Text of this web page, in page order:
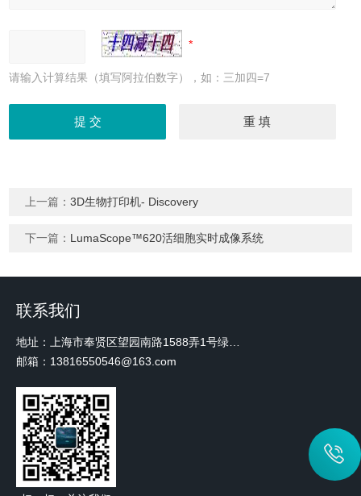
请输入计算结果（填写阿拉伯数字），如：三加四=7
上一篇：3D生物打印机- Discovery
下一篇： LumaScope™620活细胞实时成像系统
联系我们
邮箱：13816550546@163.com